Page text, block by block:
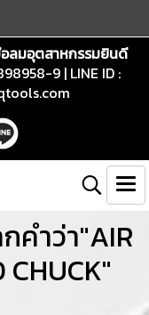
ลมอุตสาหกรรมยินดี
9 | LINE ID :
คำว่า"AIR
CHUCK"